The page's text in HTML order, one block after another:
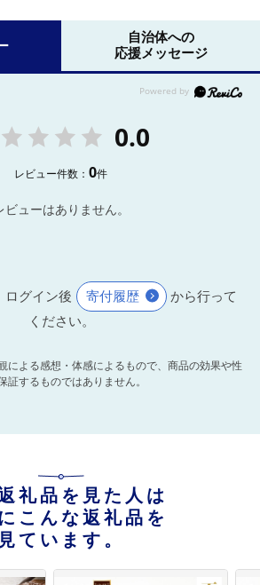
自治体への
応援メッセージ
0.0
レビュー件数：0件
ビューはありません。
ログイン後 寄付履歴
から行って
ください。
による感想・体感によるもので、商品の効果や性
証するものではありません。
礼品を見た人は
こんな返礼品を
見ています。